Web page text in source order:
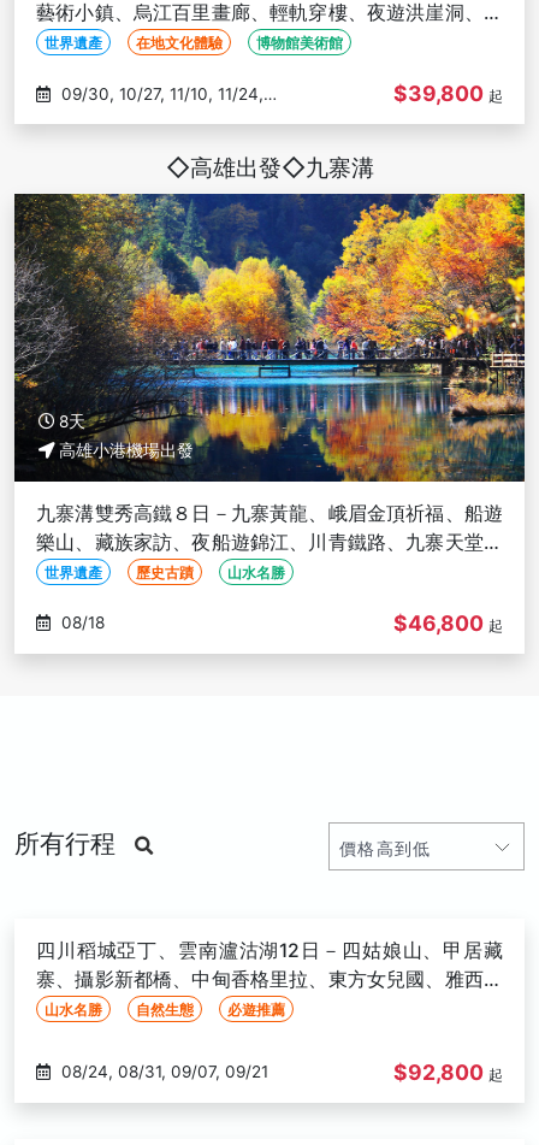
藝術小鎮、烏江百里畫廊、輕軌穿樓、夜遊洪崖洞、三
排椅(文化參訪)
世界遺產 在地文化體驗 博物館美術館
12/08
$39,800 起
◇高雄出發◇九寨溝
8天
高雄小港機場出發
九寨溝雙秀高鐵８日－九寨黃龍、峨眉金頂祈福、船遊
樂山、藏族家訪、夜船遊錦江、川青鐵路、九寨天堂洲
際-高雄出發(文化參訪)
世界遺產 歷史古蹟 山水名勝
08/18 $46,800 起
所有行程
四川稻城亞丁、雲南瀘沽湖12日－四姑娘山、甲居藏
寨、攝影新都橋、中甸香格里拉、東方女兒國、雅西高
速、三排椅(文化參訪)
山水名勝 自然生態 必遊推薦
08/24, 08/31, 09/07, 09/21 $92,800 起